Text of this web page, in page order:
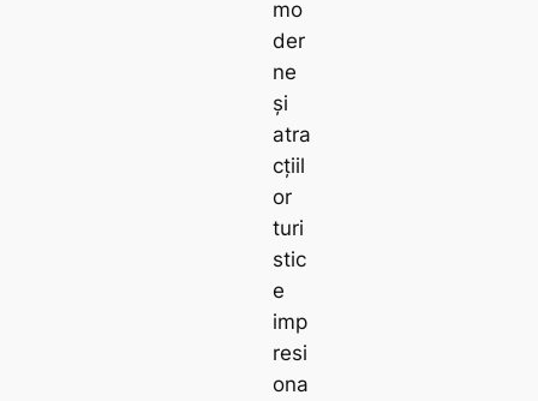
mo
der
ne
și
atra
cțiil
or
turi
stic
e
imp
resi
ona